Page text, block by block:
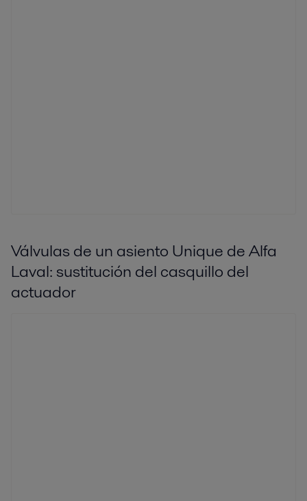
Válvulas de un asiento Unique de Alfa
Laval: sustitución del casquillo del
actuador